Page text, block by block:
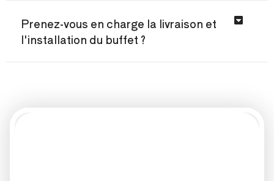
Prenez-vous en charge la livraison et
l'installation du buffet ?